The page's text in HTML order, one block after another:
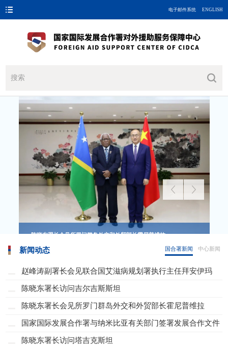
电子邮件系统 ENGLISH
陈晓东署长会见所罗门群岛外交和外贸部长霍尼普维拉
国合署新闻 中心新闻
新闻动态
赵峰涛副署长会见联合国艾滋病规划署执行主任拜安伊玛
陈晓东署长访问吉尔吉斯斯坦
陈晓东署长会见所罗门群岛外交和外贸部长霍尼普维拉
国家国际发展合作署与纳米比亚有关部门签署发展合作文件
陈晓东署长访问塔吉克斯坦